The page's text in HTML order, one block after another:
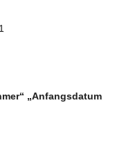
„Anfangsdatum